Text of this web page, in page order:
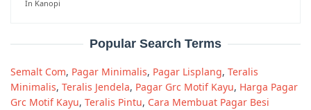
In Kanopi
Popular Search Terms
Semalt Com, Pagar Minimalis, Pagar Lisplang, Teralis
Minimalis, Teralis Jendela, Pagar Grc Motif Kayu, Harga Pagar
Grc Motif Kayu, Teralis Pintu, Cara Membuat Pagar Besi